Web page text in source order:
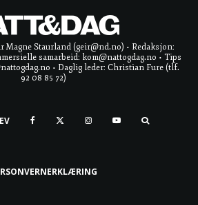
Magne Staurland (geir@nd.no) • Redaksjon:
samarbeid: kom@nattogdag.no • Tips
• Daglig leder: Christian Fure (tlf.
92 08 85 72)